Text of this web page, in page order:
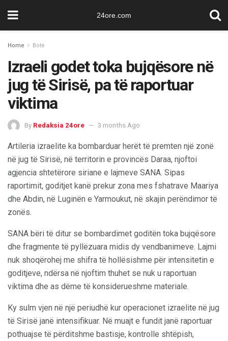
24ore.com
Home Botë
Izraeli godet toka bujqësore në
jug të Sirisë, pa të raportuar
viktima
By Redaksia 24ore 3 months Ago
Artileria izraelite ka bombarduar herët të premten një zonë
në jug të Sirisë, në territorin e provincës Daraa, njoftoi
agjencia shtetërore siriane e lajmeve SANA. Sipas
raportimit, goditjet kanë prekur zona mes fshatrave Maariya
dhe Abdin, në Luginën e Yarmoukut, në skajin perëndimor të
zonës.
SANA bëri të ditur se bombardimet goditën toka bujqësore
dhe fragmente të pyllëzuara midis dy vendbanimeve. Lajmi
nuk shoqërohej me shifra të hollësishme për intensitetin e
goditjeve, ndërsa në njoftim thuhet se nuk u raportuan
viktima dhe as dëme të konsiderueshme materiale.
Ky sulm vjen në një periudhë kur operacionet izraelite në jug
të Sirisë janë intensifikuar. Në muajt e fundit janë raportuar
pothuajse të përditshme bastisje, kontrolle shtëpish,